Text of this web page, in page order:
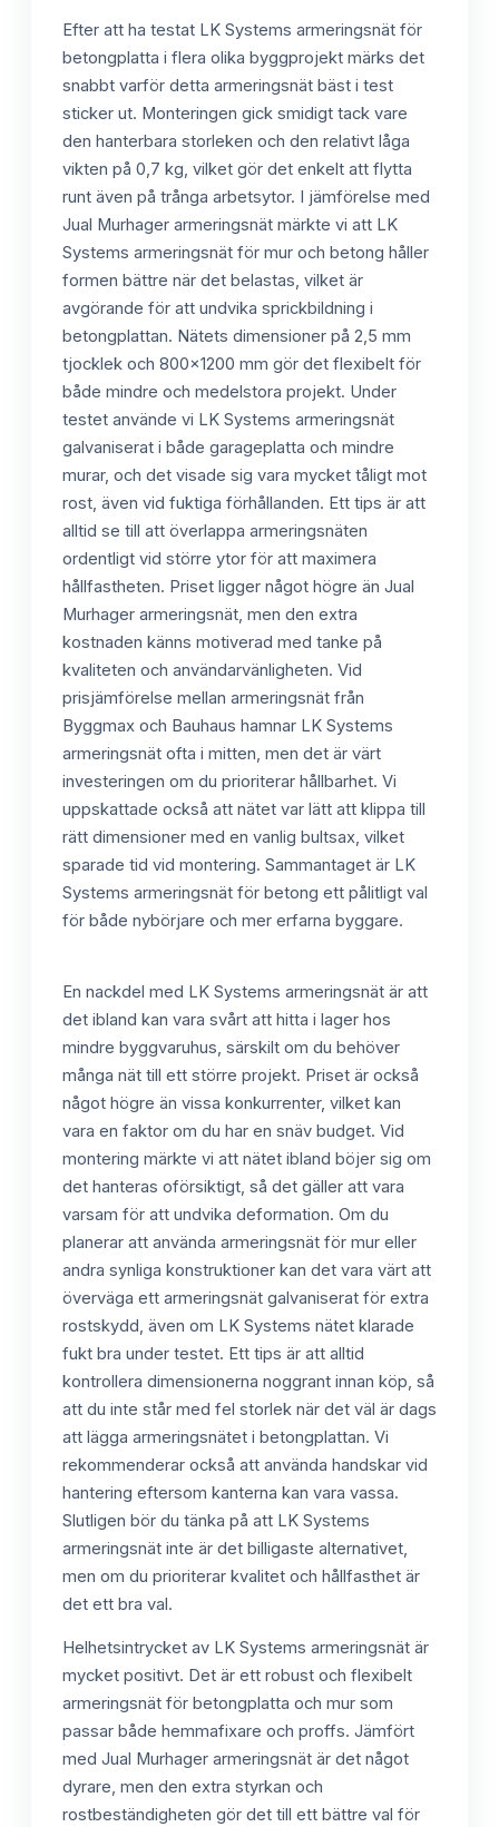
Efter att ha testat LK Systems armeringsnät för
betongplatta i flera olika byggprojekt märks det
snabbt varför detta armeringsnät bäst i test
sticker ut. Monteringen gick smidigt tack vare
den hanterbara storleken och den relativt låga
vikten på 0,7 kg, vilket gör det enkelt att flytta
runt även på trånga arbetsytor. I jämförelse med
Jual Murhager armeringsnät märkte vi att LK
Systems armeringsnät för mur och betong håller
formen bättre när det belastas, vilket är
avgörande för att undvika sprickbildning i
betongplattan. Nätets dimensioner på 2,5 mm
tjocklek och 800x1200 mm gör det flexibelt för
både mindre och medelstora projekt. Under
testet använde vi LK Systems armeringsnät
galvaniserat i både garageplatta och mindre
murar, och det visade sig vara mycket tåligt mot
rost, även vid fuktiga förhållanden. Ett tips är att
alltid se till att överlappa armeringsnäten
ordentligt vid större ytor för att maximera
hållfastheten. Priset ligger något högre än Jual
Murhager armeringsnät, men den extra
kostnaden känns motiverad med tanke på
kvaliteten och användarvänligheten. Vid
prisjämförelse mellan armeringsnät från
Byggmax och Bauhaus hamnar LK Systems
armeringsnät ofta i mitten, men det är värt
investeringen om du prioriterar hållbarhet. Vi
uppskattade också att nätet var lätt att klippa till
rätt dimensioner med en vanlig bultsax, vilket
sparade tid vid montering. Sammantaget är LK
Systems armeringsnät för betong ett pålitligt val
för både nybörjare och mer erfarna byggare.
En nackdel med LK Systems armeringsnät är att
det ibland kan vara svårt att hitta i lager hos
mindre byggvaruhus, särskilt om du behöver
många nät till ett större projekt. Priset är också
något högre än vissa konkurrenter, vilket kan
vara en faktor om du har en snäv budget. Vid
montering märkte vi att nätet ibland böjer sig om
det hanteras oförsiktigt, så det gäller att vara
varsam för att undvika deformation. Om du
planerar att använda armeringsnät för mur eller
andra synliga konstruktioner kan det vara värt att
överväga ett armeringsnät galvaniserat för extra
rostskydd, även om LK Systems nätet klarade
fukt bra under testet. Ett tips är att alltid
kontrollera dimensionerna noggrant innan köp, så
att du inte står med fel storlek när det väl är dags
att lägga armeringsnätet i betongplattan. Vi
rekommenderar också att använda handskar vid
hantering eftersom kanterna kan vara vassa.
Slutligen bör du tänka på att LK Systems
armeringsnät inte är det billigaste alternativet,
men om du prioriterar kvalitet och hållfasthet är
det ett bra val.
Helhetsintrycket av LK Systems armeringsnät är
mycket positivt. Det är ett robust och flexibelt
armeringsnät för betongplatta och mur som
passar både hemmafixare och proffs. Jämfört
med Jual Murhager armeringsnät är det något
dyrare, men den extra styrkan och
rostbeständigheten gör det till ett bättre val för